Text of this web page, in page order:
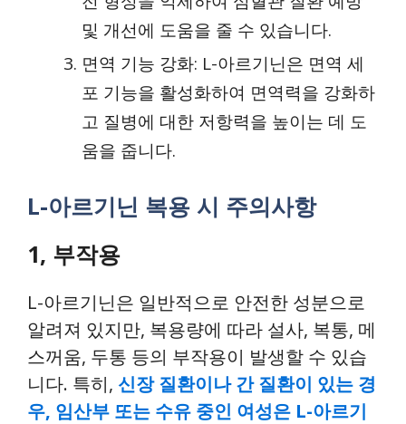
및 개선에 도움을 줄 수 있습니다.
면역 기능 강화: L-아르기닌은 면역 세
포 기능을 활성화하여 면역력을 강화하
고 질병에 대한 저항력을 높이는 데 도
움을 줍니다.
L-아르기닌 복용 시 주의사항
1, 부작용
L-아르기닌은 일반적으로 안전한 성분으로
알려져 있지만, 복용량에 따라 설사, 복통, 메
스꺼움, 두통 등의 부작용이 발생할 수 있습
니다. 특히, 신장 질환이나 간 질환이 있는 경
우, 임산부 또는 수유 중인 여성은 L-아르기